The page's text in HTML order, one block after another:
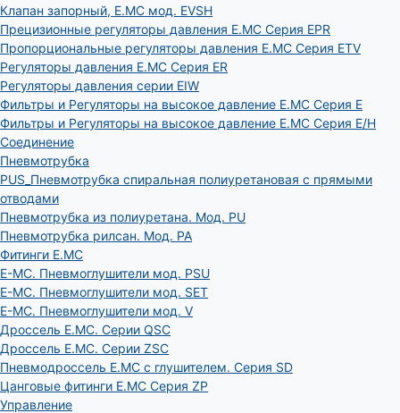
Клапан запорный, E.MC мод. EVSH
Прецизионные регуляторы давления E.MC Серия EPR
Пропорциональные регуляторы давления E.MC Серия ETV
Регуляторы давления E.MC Серия ER
Регуляторы давления серии EIW
Фильтры и Регуляторы на высокое давление E.MC Серия E
Фильтры и Регуляторы на высокое давление E.MC Серия E/H
Соединение
Пневмотрубка
PUS_Пневмотрубка спиральная полиуретановая с прямыми
отводами
Пневмотрубка из полиуретана. Мод. РU
Пневмотрубка рилсан. Мод. PA
Фитинги E.MC
E-MC. Пневмоглушители мод. PSU
E-MC. Пневмоглушители мод. SET
E-MC. Пневмоглушители мод. V
Дроссель E.MC. Серии QSC
Дроссель E.MC. Серии ZSC
Пневмодроссель E.MC с глушителем. Серия SD
Цанговые фитинги E.MC Серия ZP
Управление